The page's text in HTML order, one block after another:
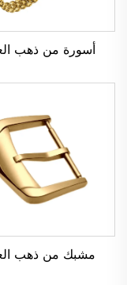
أسورة من ذهب
مشبك من ذهب